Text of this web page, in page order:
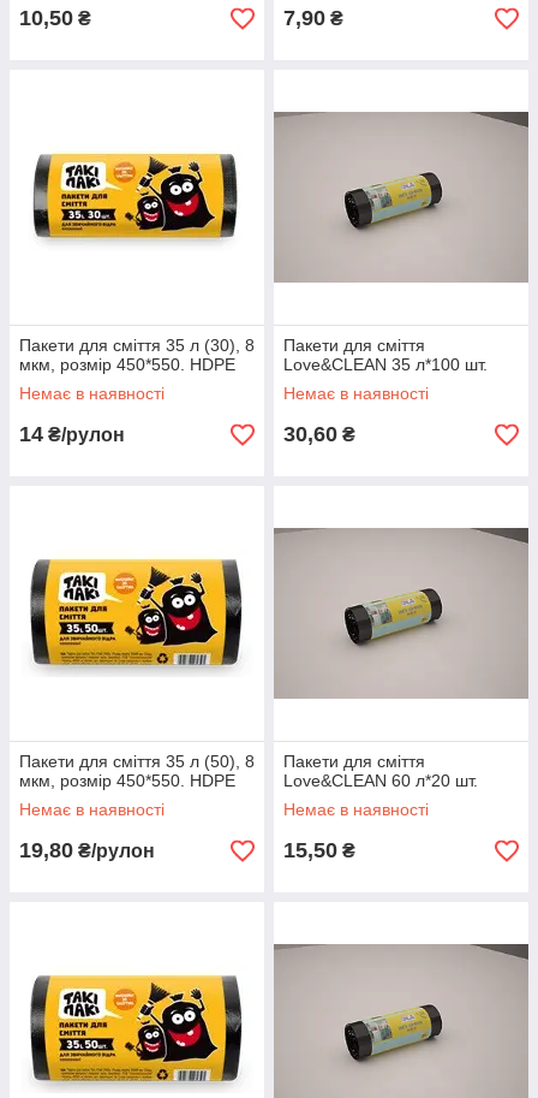
10,50 ₴ 7,90 ₴
Пакети для сміття 35 л (30), 8
мкм, розмір 450*550. HDPE
Немає в наявності
14 ₴/рулон
Пакети для сміття
Love&CLEAN 35 л*100 шт.
Немає в наявності
30,60 ₴
Пакети для сміття 35 л (50), 8
мкм, розмір 450*550. HDPE
Немає в наявності
19,80 ₴/рулон
Пакети для сміття
Love&CLEAN 60 л*20 шт.
Немає в наявності
15,50 ₴